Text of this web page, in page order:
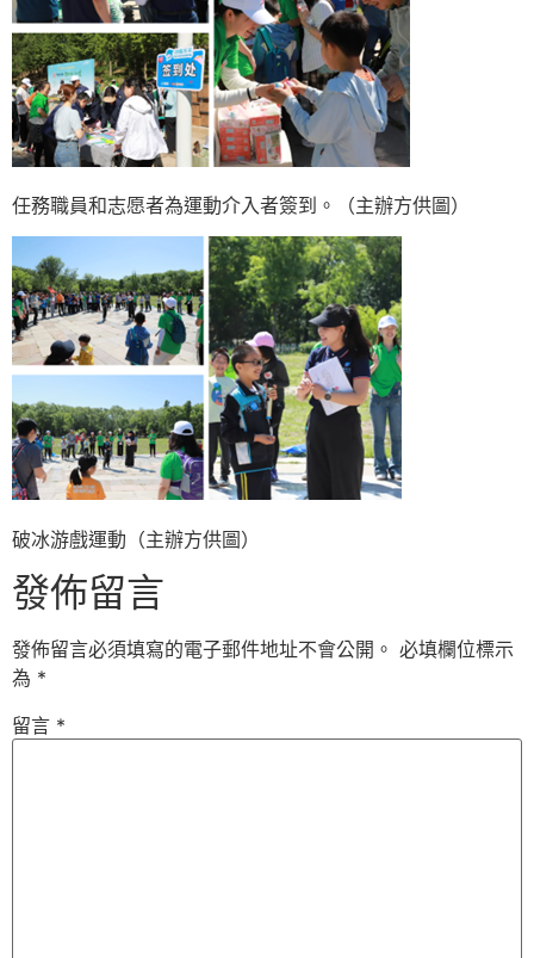
任務職員和志愿者為運動介入者簽到。（主辦方供圖）
破冰游戲運動（主辦方供圖）
發佈留言
發佈留言必須填寫的電子郵件地址不會公開。 必填欄位標示
為 *
留言 *